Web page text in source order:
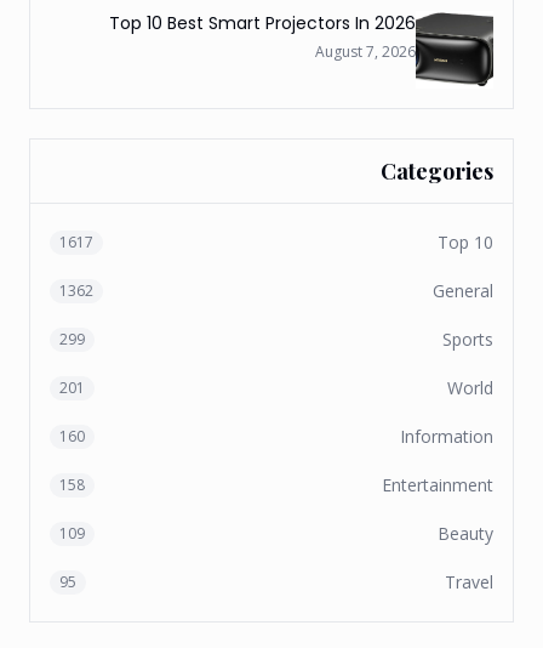
Top 10 Best Smart Projectors In 2026
August 7, 2026
Categories
Top 10
1617
General
1362
Sports
299
World
201
Information
160
Entertainment
158
Beauty
109
Travel
95